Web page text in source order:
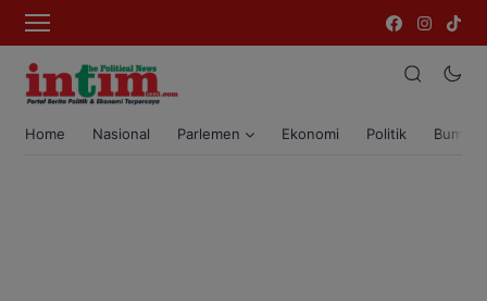
Home Nasional Parlemen Ekonomi Politik Bumi